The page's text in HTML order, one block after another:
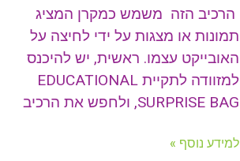
הרכיב הזה משמש כמקרן המציג
תמונות או מצגות על ידי לחיצה על
האובייקט עצמו. ראשית, יש להיכנס
למזוודה לתקיית EDUCATIONAL
SURPRISE BAG, ולחפש את הרכיב
למידע נוסף »